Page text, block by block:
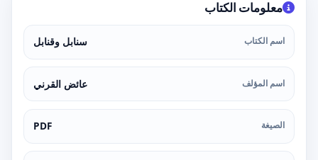
معلومات الكتاب
اسم الكتاب سنابل وقنابل
اسم المؤلف عائض القرني
الصيغة PDF